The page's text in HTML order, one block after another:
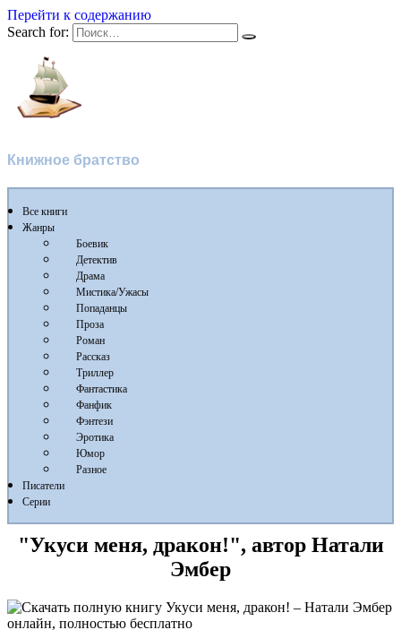
Перейти к содержанию
Search for:
Книжное братство
Все книги
Жанры
Боевик
Детектив
Драма
Мистика/Ужасы
Попаданцы
Проза
Роман
Рассказ
Триллер
Фантастика
Фанфик
Фэнтези
Эротика
Юмор
Разное
Писатели
Серии
"Укуси меня, дракон!", автор Натали
Эмбер